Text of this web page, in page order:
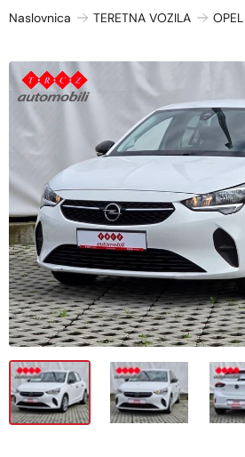
Naslovnica TERETNA VOZILA OPEL